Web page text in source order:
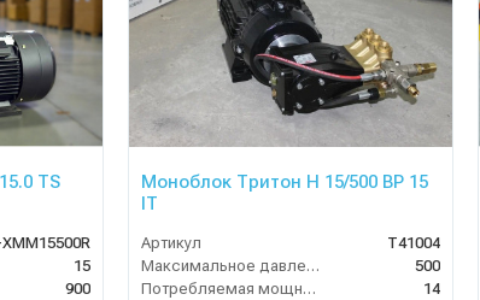
TS
15
900
Моноблок Тритон H 15/500 BP 15
IT
Артикул
T41004
Максимальное давление (бар)
500
Потребляемая мощность (кВт)
14